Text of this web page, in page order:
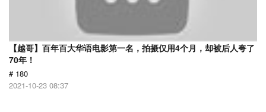
【越哥】百年百大华语电影第一名，拍摄仅用4个月，却被后人夸了
70年！
# 180
2021-10-23 08:37